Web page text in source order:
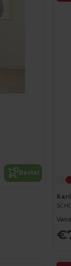
Bestel